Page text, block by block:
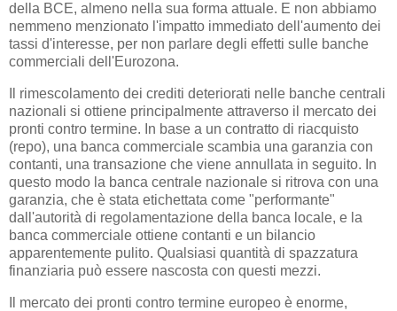
della BCE, almeno nella sua forma attuale. E non abbiamo
nemmeno menzionato l'impatto immediato dell'aumento dei
tassi d'interesse, per non parlare degli effetti sulle banche
commerciali dell'Eurozona.
Il rimescolamento dei crediti deteriorati nelle banche centrali
nazionali si ottiene principalmente attraverso il mercato dei
pronti contro termine. In base a un contratto di riacquisto
(repo), una banca commerciale scambia una garanzia con
contanti, una transazione che viene annullata in seguito. In
questo modo la banca centrale nazionale si ritrova con una
garanzia, che è stata etichettata come "performante"
dall'autorità di regolamentazione della banca locale, e la
banca commerciale ottiene contanti e un bilancio
apparentemente pulito. Qualsiasi quantità di spazzatura
finanziaria può essere nascosta con questi mezzi.
Il mercato dei pronti contro termine europeo è enorme,